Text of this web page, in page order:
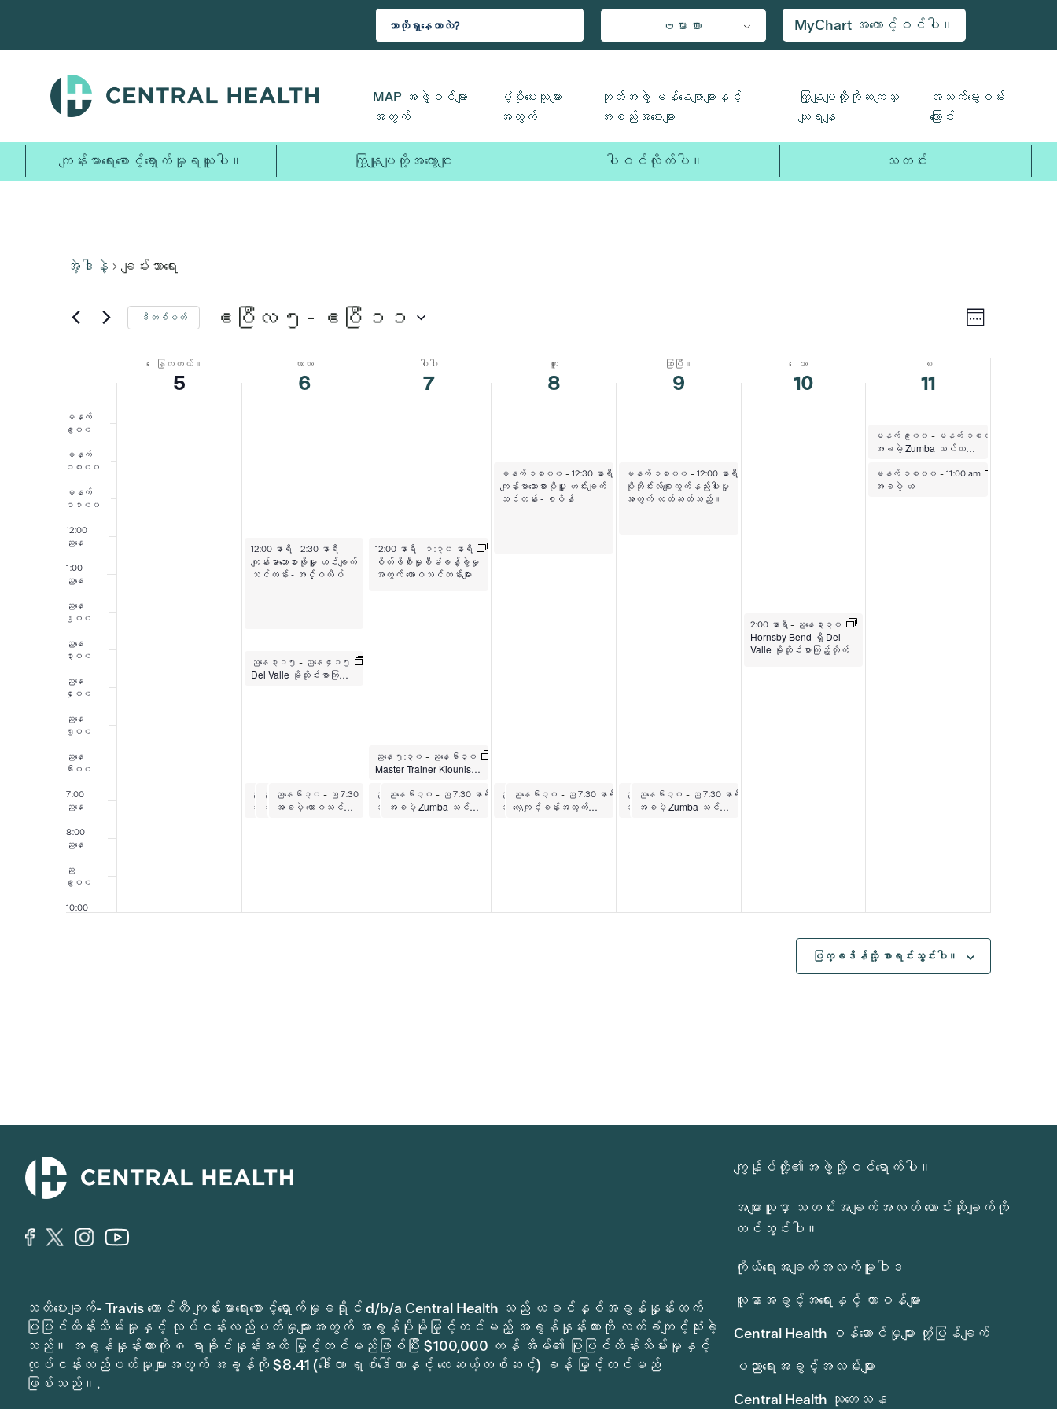
သို့
ပါ။
ဗမာစာ MyChart အကောင့်ဝင်ပါ။
MAP အဖွဲ့ဝင်များ
အတွက်
ပံ့ပိုးပေးသူများ
အတွက်
ဘုတ်အဖွဲ့ မန်နေဂျာများနှင့်
အစည်းအဝေးများ
ကြှနျုပျတို့ကိုဆကျသှ
ယျရနျ
အသက်မွေးဝမ်း
ကြောင်း
ကျန်းမာရေးစောင့်ရှောက်မှုရယူပါ။ ကြှနျုပျတို့အကွောငျး ပါဝင်လိုက်ပါ။ သတင်း
အဲ့ဒါနဲ့ ချမ်းသာရေး
Views
ပွဲ
အေး
ဒီတစ်ပတ် ဧပြီလ ၅ - ဧပြီ ၁၁
ဒါနဲ့
၏
ရက်သတ္တပတ်
ေနြကတယ်။
5
လာလာ
6
ဂါဂါ
7
ဟူး
8
ကြာပြီ။
9
ေသာ
10
စ
11
မနက်
၁၂း၀၀
မနက်
မနက်
၂း၀၀
မနက်
၆း၀၀
မနက်
၉း၀၀
မနက်
၁၀း၀၀
မနက်
၁၁း၀၀
12:00
ညနေ
1:00
ညနေ
ညနေ
၂း၀၀
ညနေ
၃း၀၀
ညနေ
၄း၀၀
ညနေ
၅း၀၀
ညနေ
၆း၀၀
7:00
ညနေ
8:00
ညနေ
ည
၉း၀၀
10:00
เพิ่ม၊
၅၊
၂၀၂၆
ယနေ့
ပွဲ
မျှ
တနင်္လာ၊
၆
၂၀၂၆
ဧပြီလ ၆ ရက်၊ ၂၀၂၆
12:00 နာရီ - 2:30 နာရီ
ကျန်းမာသောစားဖိုမှူး ဟင်းချက်
သင်တန်း - အင်္ဂလိပ်
ဧပြီလ ၆ ရက်၊ ၂၀၂၆
ညနေ ၃း၁၅ - ညနေ ၄း၁၅
Del Valle မိုဘိုင်းစာကြည့်တိုက်
ဧပြီလ ၆ ရက်၊ ၂၀၂၆
ညနေ ၆း၃၀- ည 7:30 နာရီ
အခမဲ့ Zumba သင်တန်းများ
ဧပြီလ ၆ ရက်၊ ၂၀၂၆
ညနေ ၆း၃၀ -ည 7:30 နာရီ
အခမဲ့ Zumba သင်တန်းများ
ဧပြီလ ၆ ရက်၊ ၂၀၂၆
ညနေ ၆း၃၀- ည 7:30 နာရီ
အခမဲ့ ယောဂသင်တန်းများ
ဧပြီလ
၇
ရက်၊
၂၀၂၆
ဧပြီ ၇၊ ၂၀၂၆
12:00 နာရီ- ၁:၃၀ နာရီ
စိတ်ဖိစီးမှုစီမံခန့်ခွဲမှု
အတွက် ယောဂသင်တန်းများ
ဧပြီ ၇၊ ၂၀၂၆
ညနေ ၅:၃၀- ညနေ ၆း၃၀
Master Trainer Kiounis Williams နှင့်အတူ အခမဲ့လေ့ကျင့်ခန်း
ဧပြီ ၇၊ ၂၀၂၆
ညနေ ၆း၃၀ -ည 7:30 နာရီ
အလိုက်သင့် ယောဂ
ဧပြီ ၇၊ ၂၀၂၆
ညနေ ၆း၃၀- ည 7:30 နာရီ
အခမဲ့ Zumba သင်တန်းများ
ဗုဒ္ဓဟူး၊
ဧပြီလ
၈
၂၀၂၆
ဧပြီလ ၈ ရက်၊ ၂၀၂၆
မနက် ၁၀း၀၀-12:30 နာရီ
ကျန်းမာသောစားဖိုမှူး ဟင်းချက်
သင်တန်း - စပိန်
ဧပြီလ ၈ ရက်၊ ၂၀၂၆
ညနေ ၆း၃၀ -ည 7:30 နာရီ
အခမဲ့ ယောဂသင်တန်းများ
ဧပြီလ ၈ ရက်၊ ၂၀၂၆
ညနေ ၆း၃၀ - ည 7:30 နာရီ
လေ့ကျင့်ခန်းအတွက်အခမဲ့ Zumba အတန်းများ
ကြာသပတေး၊
ဧပြီလ
၉
ရက်၊
၂၀၂၆
ဧပြီလ ၉ ရက်၊ ၂၀၂၆
မနက် ၁၀း၀၀ - 12:00 နာရီ
မိုဘိုင်းလ်စျေးကွက်နည်းပါးမှု
အတွက် လတ်ဆတ်သည်။
ဧပြီလ ၉ ရက်၊ ၂၀၂၆
ညနေ ၆း၃၀-ည 7:30 နာရီ
အလိုက်သင့် ယောဂ
ဧပြီလ ၉ ရက်၊ ၂၀၂၆
ညနေ ၆း၃၀ - ည 7:30 နာရီ
အခမဲ့ Zumba သင်တန်းများ
သောကြာ၊
၁၀၊
ဧပြီ ၁၀၊ ၂၀၂၆
2:00 နာရီ - ညနေ ၃း၃၀
Hornsby Bend ရှိ Del
Valle မိုဘိုင်းစာကြည့်တိုက်
စနေ၊
၁၁၊
၂၀၂၆
ဧပြီ ၁၁၊ ၂၀၂၆
မနက် ၉း၀၀- မနက် ၁၀း၀၀
အခမဲ့ Zumba သင်တန်းများ
ဧပြီ ၁၁၊ ၂၀၂၆
မနက် ၁၀း၀၀-11:00 am
အခမဲ့ ယ
ပြက္ခဒိန်သို့ စာရင်းသွင်းပါ။
သတိပေးချက်- Travis ကောင်တီ ကျန်းမာရေးစောင့်ရှောက်မှုခရိုင် d/b/a Central Health သည် ယခင်နှစ်အခွန်နှုန်းထက်
ပြုပြင်ထိန်းသိမ်းမှုနှင့် လုပ်ငန်းလည်ပတ်မှုများအတွက် အခွန်ပိုမိုမြှင့်တင်မည့် အခွန်နှုန်းထားကို လက်ခံကျင့်သုံးခဲ့
သည်။ အခွန်နှုန်းထားကို ၈ ရာခိုင်နှုန်းအထိ မြှင့်တင်မည်ဖြစ်ပြီး $100,000 တန် အိမ်၏ ပြုပြင်ထိန်းသိမ်းမှုနှင့်
လုပ်ငန်းလည်ပတ်မှုများအတွက် အခွန်ကို $8.41 (ဒေါ်လာ ရှစ်ဒေါ်လာနှင့် လေးဆယ့်တစ်ဆင့်) ခန့် မြှင့်တင်မည်
ဖြစ်သည်။.
ကျွန်ုပ်တို့၏အဖွဲ့သို့ဝင်ရောက်ပါ။
အများသူငှာ သတင်းအချက်အလတ် တောင်းဆိုချက်ကို
တင်သွင်းပါ။
ကိုယ်ရေးအချက်အလက်မူဝါဒ
လူနာအခွင့်အရေးနှင့် တာဝန်များ
Central Health ဝန်ဆောင်မှုများ တုံ့ပြန်ချက်
ပညာရေးအခွင့်အလမ်းများ
Central Health သုတေသန